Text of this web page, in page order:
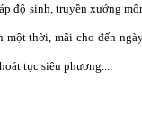
độ sinh, truyền xướng
thời, mãi cho đến
tục siêu phương...